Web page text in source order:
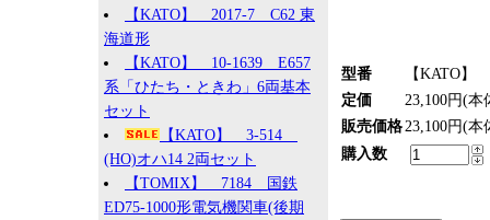
【KATO】 2017-7 C62 東
海道形
【KATO】 10-1639 E657
系「ひたち・ときわ」6両基本
セット
【KATO】 3-514
(HO)オハ14 2両セット
【TOMIX】 7184 国鉄
ED75-1000形電気機関車(後期
型番
【KATO】
定価
23,100円(本
販売価格23,100円(本
購入数